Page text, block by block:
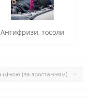
Антифризи, тосоли